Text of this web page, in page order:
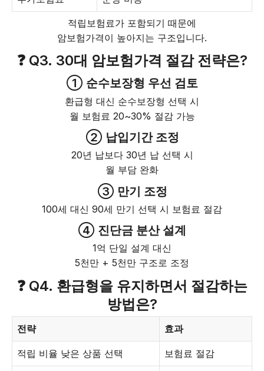
적립보험료가 포함되기 때문에
암보험가격이 높아지는 구조입니다.
❓ Q3. 30대 암보험가격 절감 전략은?
① 순수보장형 우선 검토
환급형 대신 순수보장형 선택 시
월 보험료 20~30% 절감 가능
② 납입기간 조정
20년 납보다 30년 납 선택 시
월 부담 완화
③ 만기 조정
100세 대신 90세 만기 선택 시 보험료 절감
④ 진단금 분산 설계
1억 단일 설계 대신
5천만 + 5천만 구조로 조정
❓ Q4. 환급형을 유지하면서 절감하는
방법은?
전략 효과
적립 비율 낮은 상품 선택 보험료 절감